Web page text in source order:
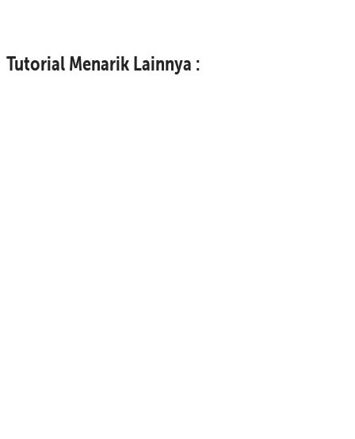
Tutorial Menarik Lainnya :